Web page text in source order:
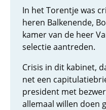
In het Torentje was
heren Balkenende,
kamer van de heer
selectie aantreden.
Crisis in dit kabinet,
net een
president met
allemaal willen doen